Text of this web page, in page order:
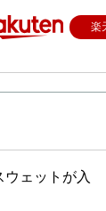
楽
ェットが入